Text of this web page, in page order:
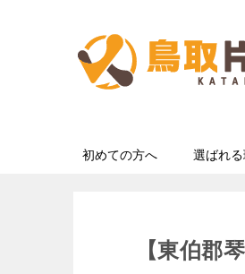
初めての方へ 選ばれ
【東伯郡